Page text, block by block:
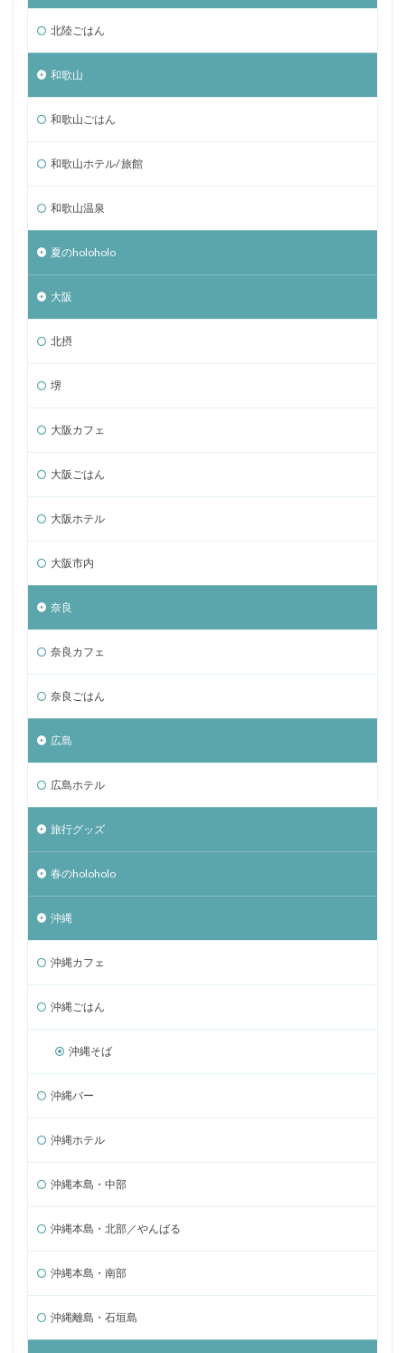
北陸ごはん
和歌山
和歌山ごはん
和歌山ホテル/ 旅館
和歌山温泉
夏のholoholo
大阪
北摂
堺
大阪カフェ
大阪ごはん
大阪ホテル
大阪市内
奈良
奈良カフェ
奈良ごはん
広島
広島ホテル
旅行グッズ
春のholoholo
沖縄
沖縄カフェ
沖縄ごはん
沖縄そば
沖縄バー
沖縄ホテル
沖縄本島・中部
沖縄本島・北部／やんばる
沖縄本島・南部
沖縄離島・石垣島